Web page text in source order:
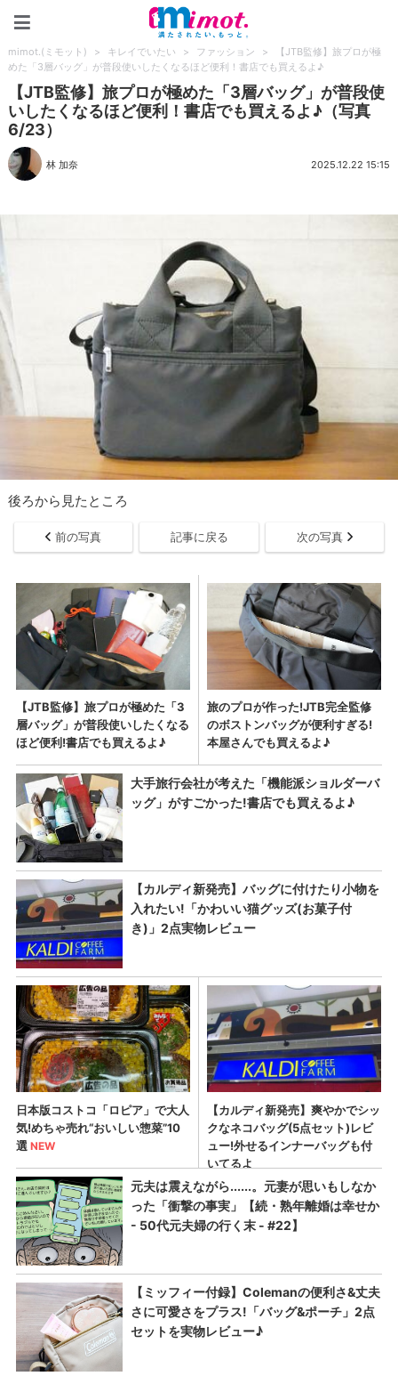
mimot.(ミモット) > キレイでいたい > ファッション >
【JTB監修】旅プロが極
めた「3層バッグ」が普段使いしたくなるほど便利！書店でも買えるよ♪
【JTB監修】旅プロが極めた「3層バッグ」が普段使
いしたくなるほど便利！書店でも買えるよ♪（写真
6/23）
林 加奈 2025.12.22 15:15
後ろから見たところ
前の写真 記事に戻る 次の写真